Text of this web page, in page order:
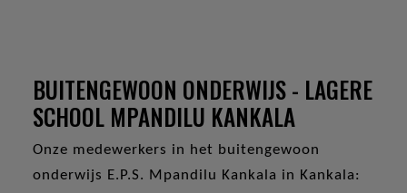
BUITENGEWOON ONDERWIJS - LAGERE
SCHOOL MPANDILU KANKALA
Onze medewerkers in het buitengewoon
onderwijs E.P.S. Mpandilu Kankala in Kankala: